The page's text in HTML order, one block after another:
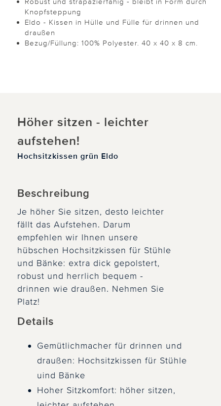
Knopfsteppung
Eldo - Kissen in Hülle und Fülle für drinnen und
draußen
Bezug/Füllung: 100% Polyester. 40 x 40 x 8 cm.
Höher sitzen - leichter
aufstehen!
Hochsitzkissen grün Eldo
Beschreibung
Je höher Sie sitzen, desto leichter
fällt das Aufstehen. Darum
empfehlen wir Ihnen unsere
hübschen Hochsitzkissen für Stühle
und Bänke: extra dick gepolstert,
robust und herrlich bequem -
drinnen wie draußen. Nehmen Sie
Platz!
Details
Gemütlichmacher für drinnen und
draußen: Hochsitzkissen für Stühle
uind Bänke
Hoher Sitzkomfort: höher sitzen,